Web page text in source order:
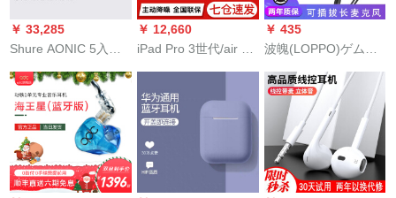
します。ファァァァ
ウェルのアイフはフ
の英知黒です。
￥ 33,285
Shure AONIC 5入耳
ンは、线制御で通话
する専门のHIFI音楽
yaの赤い色を用意し
ます。
￥ 12,660
iPad Pro 3世代/air 3
￥ 435
波魄(LOPPO)ゲムム
式手游びび电気竞食
べべべる鶏バスケッ
トボール(12504)ドホ
ーンノイズス防音携
帯帯电话ディップノ
ート+パソコーン